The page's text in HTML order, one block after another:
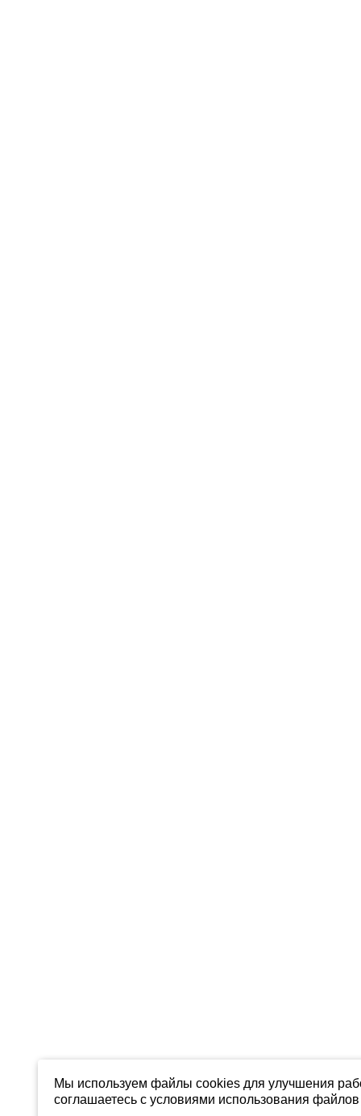
Мы используем файлы cookies для улучшения
соглашаетесь с условиями использования